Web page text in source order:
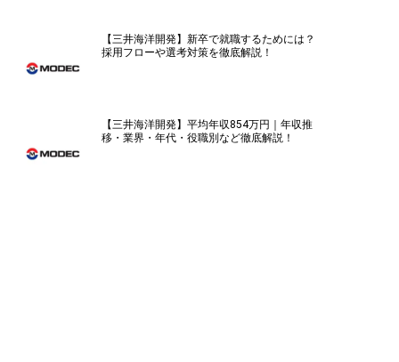
【三井海洋開発】新卒で就職するためには？
採用フローや選考対策を徹底解説！
【三井海洋開発】平均年収854万円｜年収推
移・業界・年代・役職別など徹底解説！